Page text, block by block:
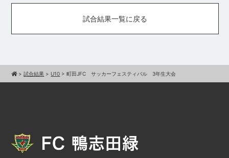
試合結果一覧に戻る
>試合結果 > U10 >町田JFC サッカーフェスティバル 3年生大会